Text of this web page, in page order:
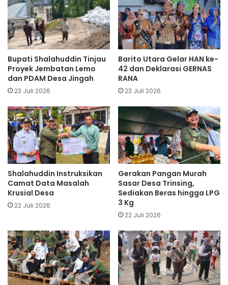
Bupati Shalahuddin Tinjau
Proyek Jembatan Lemo
dan PDAM Desa Jingah
23 Juli 2026
Barito Utara Gelar HAN ke-
42 dan Deklarasi GERNAS
RANA
23 Juli 2026
Shalahuddin Instruksikan
Camat Data Masalah
Krusial Desa
22 Juli 2026
Gerakan Pangan Murah
Sasar Desa Trinsing,
Sediakan Beras hingga LPG
3 Kg
22 Juli 2026